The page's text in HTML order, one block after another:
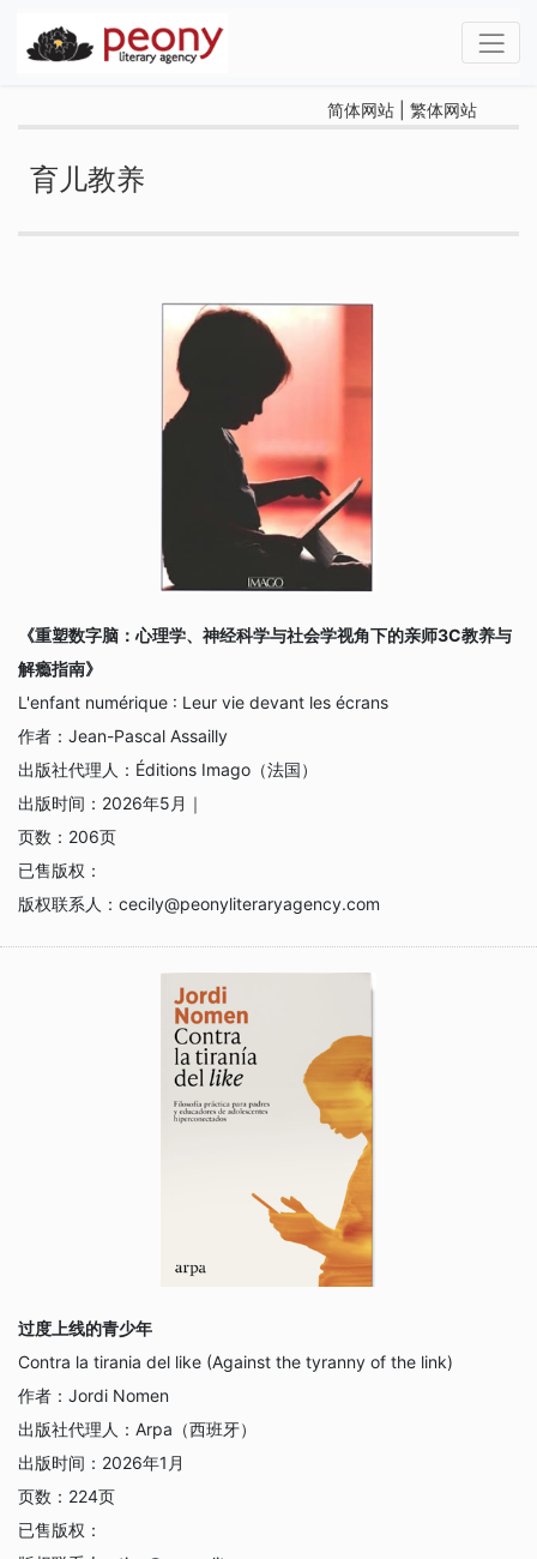
简体网站 繁体网站
育儿教养
《重塑数字脑：心理学、神经科学与社会学视角下的亲师3C教养与
解瘾指南》
L'enfant numérique : Leur vie devant les écrans
作者： Jean-Pascal Assailly
出版社代理人： Éditions Imago（法国）
出版时间： 2026年5月｜
页数： 206页
已售版权：
版权联系人： cecily@peonyliteraryagency.com
过度上线的青少年
Contra la tirania del like (Against the tyranny of the link)
作者： Jordi Nomen
出版社代理人： Arpa（西班牙）
出版时间： 2026年1月
页数： 224页
已售版权：